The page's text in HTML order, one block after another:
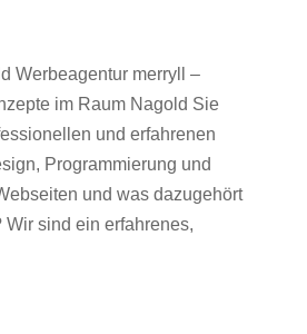
Werbeagentur merryll –
im Raum Nagold Sie
und erfahrenen
Programmierung und
und was dazugehört
sind ein erfahrenes,